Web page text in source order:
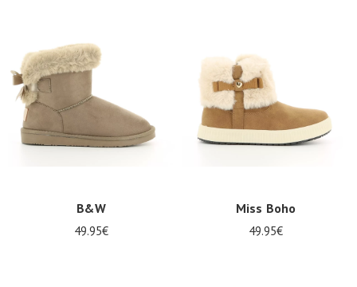
B&W
49.95€
Miss Boho
49.95€